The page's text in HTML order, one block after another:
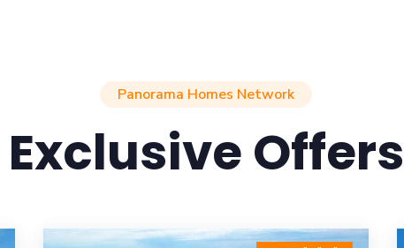
Panorama Homes Network
Exclusive Offers